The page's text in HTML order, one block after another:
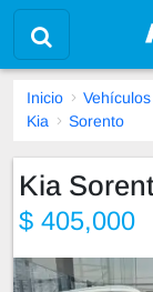
Inicio
Kia
Sorento
Kia
$ 405,000